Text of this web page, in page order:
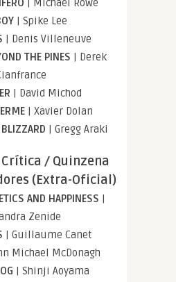
| Michael Rowe
| Spike Lee
| Denis Villeneuve
THE PINES | Derek
| David Michod
| Xavier Dolan
| Gregg Araki
/ Quinzena
(Extra-Oficial)
AND HAPPINESS |
Zenide
| Guillaume Canet
Michael McDonagh
| Shinji Aoyama